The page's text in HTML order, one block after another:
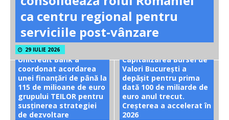
ca centru regional pentru
serviciile post-vânzare
29 IULIE 2026
UniCredit Bank a
coordonat acordarea
unei finanțări de până la
115 de milioane de euro
grupului TEILOR pentru
susținerea strategiei
de dezvoltare
Capitalizarea Bursei de
Valori București a
depășit pentru prima
dată 100 de miliarde de
euro anul trecut.
Creșterea a accelerat în
2026